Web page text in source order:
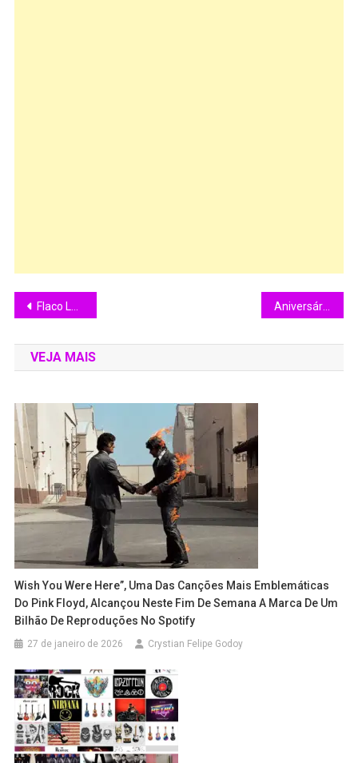
Flaco López é o 5º jogador da seleção Argentina que disputa uma Copa do Mundo, jogando por um time Brasileiro Aniversário de 56 Anos de Paolo Sorrentino
VEJA MAIS
Wish You Were Here”, Uma Das Canções Mais Emblemáticas
Do Pink Floyd, Alcançou Neste Fim De Semana A Marca De Um
Bilhão De Reproduções No Spotify
27 de janeiro de 2026 Crystian Felipe Godoy